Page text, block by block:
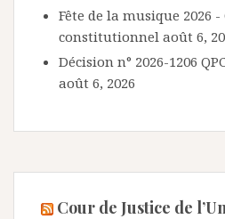
Fête de la musique 2026 -
constitutionnel août 6,
Décision n° 2026-1206
août 6, 2026
Cour de Justice de